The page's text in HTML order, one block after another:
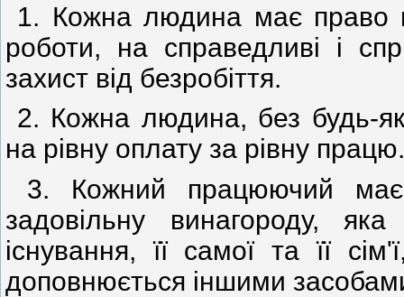
1. Кожна людина має право
роботи, на справедливі і
захист від безробіття.
2. Кожна людина, без будь-
на рівну оплату за рівну працю.
3. Кожний працюючий
задовільну винагороду,
існування, її самої та її
доповнюється іншими